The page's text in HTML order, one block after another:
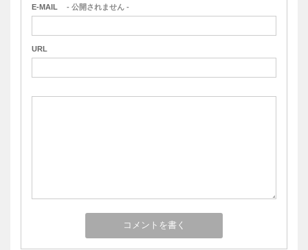
E-MAIL - 公開されません -
URL